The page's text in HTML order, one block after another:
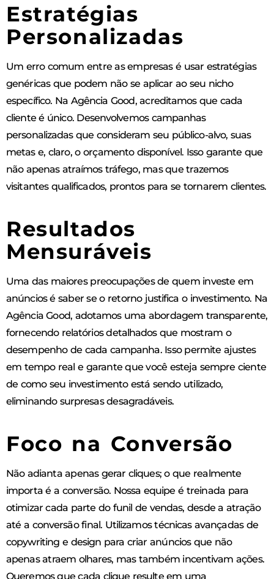
Estratégias
Personalizadas
Um erro comum entre as empresas é usar estratégias
genéricas que podem não se aplicar ao seu nicho
específico. Na Agência Good, acreditamos que cada
cliente é único. Desenvolvemos campanhas
personalizadas que consideram seu público-alvo, suas
metas e, claro, o orçamento disponível. Isso garante que
não apenas atraímos tráfego, mas que trazemos
visitantes qualificados, prontos para se tornarem clientes.
Resultados
Mensuráveis
Uma das maiores preocupações de quem investe em
anúncios é saber se o retorno justifica o investimento. Na
Agência Good, adotamos uma abordagem transparente,
fornecendo relatórios detalhados que mostram o
desempenho de cada campanha. Isso permite ajustes
em tempo real e garante que você esteja sempre ciente
de como seu investimento está sendo utilizado,
eliminando surpresas desagradáveis.
Foco na Conversão
Não adianta apenas gerar cliques; o que realmente
importa é a conversão. Nossa equipe é treinada para
otimizar cada parte do funil de vendas, desde a atração
até a conversão final. Utilizamos técnicas avançadas de
copywriting e design para criar anúncios que não
apenas atraem olhares, mas também incentivam ações.
Queremos que cada clique resulte em uma